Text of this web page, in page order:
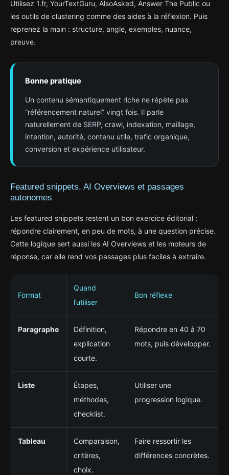
Utilisez 1.fr, YourTextGuru, AlsoAsked, Answer The Public ou
les outils de clustering comme des aides à la réflexion. Puis
reprenez la main : structure, angle, exemples, nuance,
preuve.
Bonne pratique
Un contenu sémantiquement riche ne répète pas
“référencement naturel” vingt fois. Il parle
naturellement de SERP, crawl, indexation, maillage,
intention, autorité, contenu utile, trafic organique,
conversion et expérience utilisateur.
Featured snippets, AI Overviews et passages
autonomes
Les featured snippets restent un bon exercice éditorial :
répondre clairement, en peu de mots, à une question précise.
Cette logique sert aussi les AI Overviews et les moteurs de
réponse, car elle rend vos passages plus faciles à extraire.
Format
Quand
l’utiliser
Bon réflexe
Paragraphe
Définition,
explication
courte.
Répondre en 40 à 70
mots, puis développer.
Liste
Étapes,
méthodes,
checklist.
Utiliser une
progression logique.
Tableau
Comparaison,
critères,
choix.
Faire ressortir les
différences concrètes.